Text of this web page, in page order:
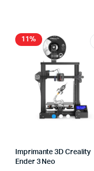
11%
Imprimante 3D Creality
Ender 3 Neo